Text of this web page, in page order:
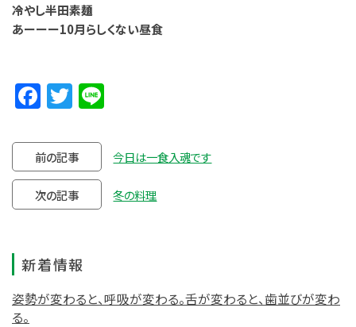
冷やし半田素麺
あーーー10月らしくない昼食
Facebook
Twitter
前の記事 今日は一食入魂です
次の記事 冬の料理
新着情報
姿勢が変わると、呼吸が変わる。舌が変わると、歯並びが変わ
る。